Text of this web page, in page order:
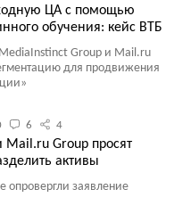
ЦА с помощью
обучения: кейс ВТБ
Group и Mail.ru
для продвижения
6 4
Mail.ru Group просят
активы
опровергли заявление